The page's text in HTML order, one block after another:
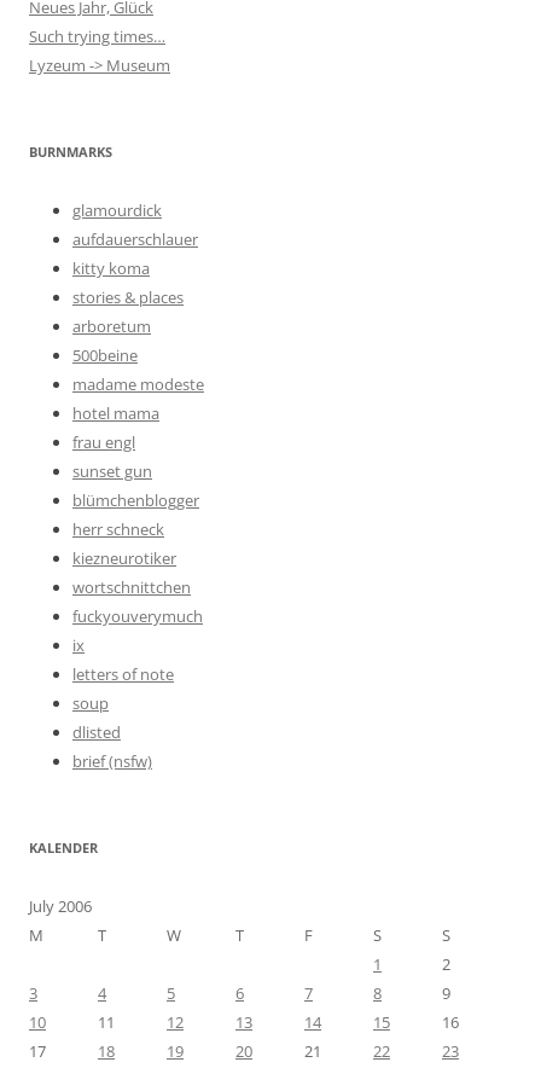
Neues Jahr, Glück
Such trying times…
Lyzeum -> Museum
BURNMARKS
glamourdick
aufdauerschlauer
kitty koma
stories & places
arboretum
500beine
madame modeste
hotel mama
frau engl
sunset gun
blümchenblogger
herr schneck
kiezneurotiker
wortschnittchen
fuckyouverymuch
ix
letters of note
soup
dlisted
brief (nsfw)
KALENDER
July 2006
M
T W T F S
S
1
2
3
4 5 6 7 8
9
10
11 12 13 14 15
16
17
18 19 20 21 22
23